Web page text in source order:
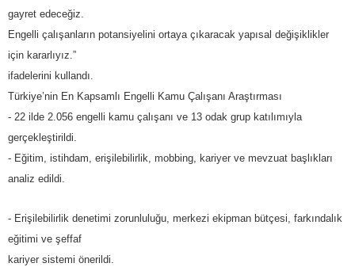
gayret edeceğiz.
Engelli çalışanların potansiyelini ortaya çıkaracak yapısal değişiklikler
için kararlıyız.”
ifadelerini kullandı.
Türkiye’nin En Kapsamlı Engelli Kamu Çalışanı Araştırması
- 22 ilde 2.056 engelli kamu çalışanı ve 13 odak grup katılımıyla
gerçekleştirildi.
- Eğitim, istihdam, erişilebilirlik, mobbing, kariyer ve mevzuat başlıkları
analiz edildi.
- Erişilebilirlik denetimi zorunluluğu, merkezi ekipman bütçesi, farkındalık
eğitimi ve şeffaf
kariyer sistemi önerildi.